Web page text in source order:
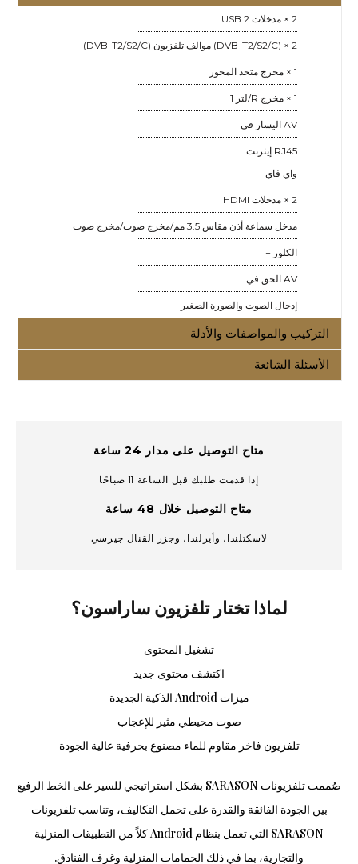
2 × مدخلات USB 2
2 × (DVB-T2/S2/C) موالف تلفزيون (DVB-T2/S2/C)
1 × مخرج متحد المحور
1 × مخرج R/لتر 1
AV اليسار في
RJ45 إيثرنت
واي فاي
2 × مدخلات HDMI
مدخل سماعة أذن مقاس 3.5 مم/مخرج صوت/مخرج صوت
الكلور +
AV الحق في
إدخال الصوت والصورة الصغير
التركيب والمواصفات والأدلة
الأسئلة الشائعة
متاح التوصيل على مدار 24 ساعة
إذا قدمت طلبك قبل الساعة 11 صباحًا
متاح التوصيل خلال 48 ساعة
لاسكتلندا، وأيرلندا، وجزر القنال جيرسي
لماذا تختار تلفزيون ساراسون؟
تشغيل المحتوى
اكتشف محتوى جديد
ميزات Android الذكية الجديدة
صوت محيطي مثير للإعجاب
تلفزيون فاخر مقاوم للماء مصنوع بحرفية عالية الجودة
صُممت تلفزيونات SARASON بشكل استراتيجي للسير على الخط الرفيع
بين الجودة الفائقة والقدرة على تحمل التكاليف، وتناسب تلفزيونات
SARASON التي تعمل بنظام Android كلاً من التطبيقات المنزلية
والتجارية، بما في ذلك الحمامات المنزلية وغرف الفنادق.